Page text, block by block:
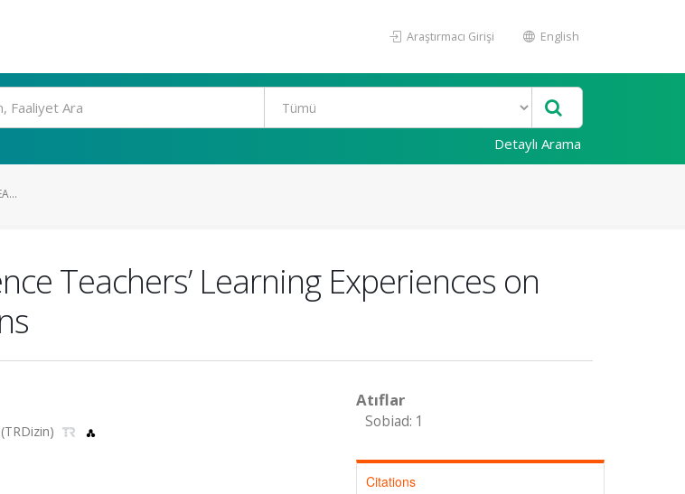
Araştırmacı Girişi English
Detaylı Arama
Teachers’ Learning Experiences on
Atıflar
Sobiad: 1
Citations